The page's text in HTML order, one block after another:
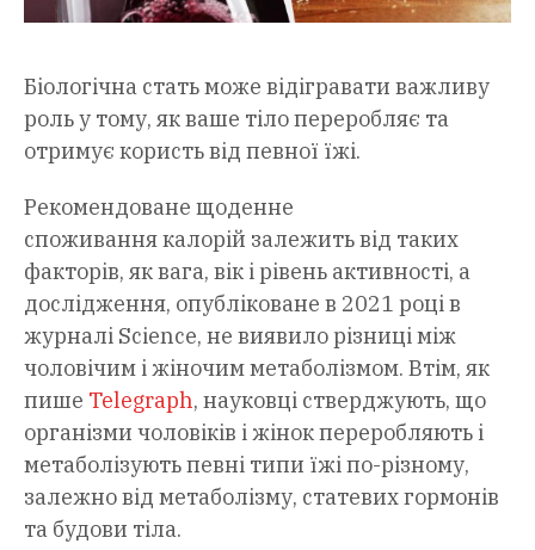
Біологічна стать може відігравати важливу
роль у тому, як ваше тіло переробляє та
отримує користь від певної їжі.
Рекомендоване щоденне
споживання калорій залежить від таких
факторів, як вага, вік і рівень активності, а
дослідження, опубліковане в 2021 році в
журналі Science, не виявило різниці між
чоловічим і жіночим метаболізмом. Втім, як
пише Telegraph, науковці стверджують, що
організми чоловіків і жінок переробляють і
метаболізують певні типи їжі по-різному,
залежно від метаболізму, статевих гормонів
та будови тіла.